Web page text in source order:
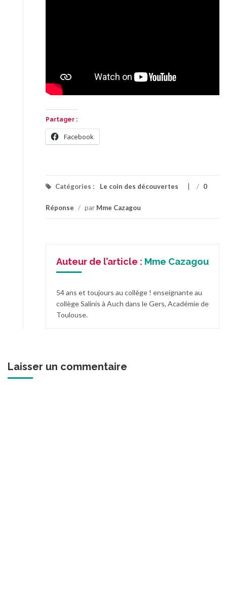
Partager :
Facebook
Catégories : Le coin des découvertes / 0
Réponse / par Mme Cazagou
Auteur de l’article : Mme Cazagou
54 ans et toujours au collège ! enseignante au
collège Salinis à Auch dans le Gers, Académie de
Toulouse.
Laisser un commentaire